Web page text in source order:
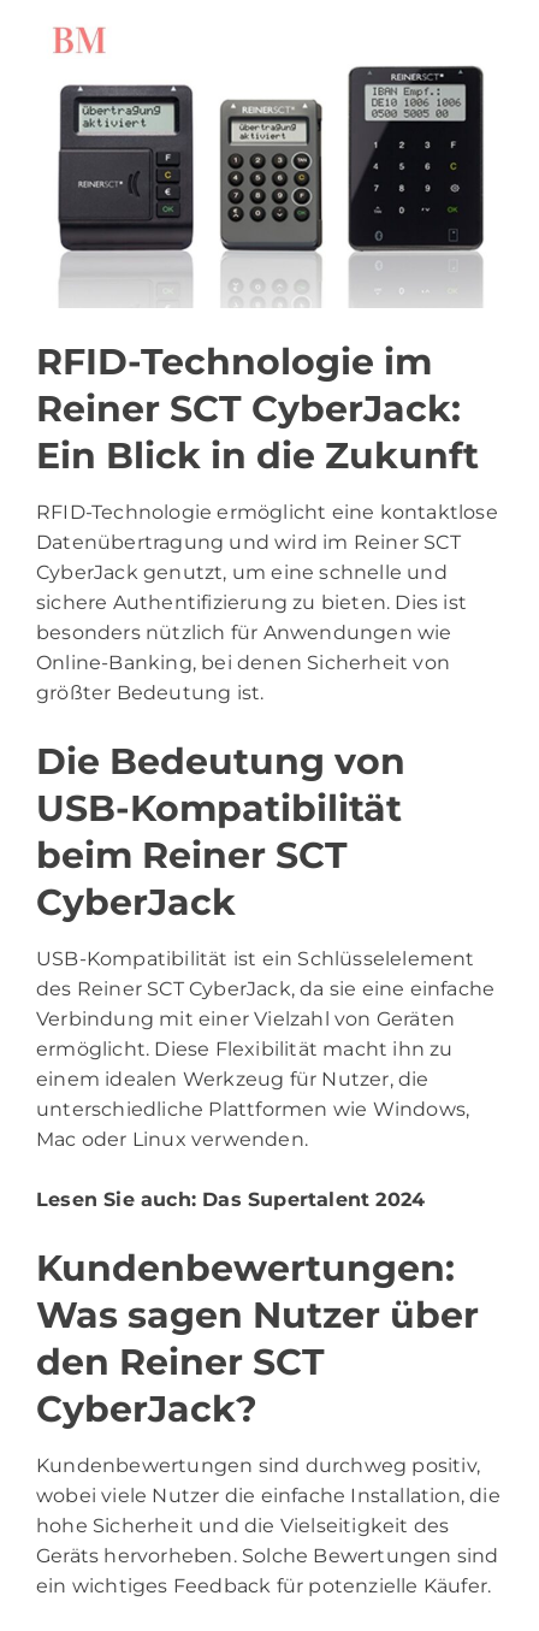
RFID-Technologie im
Reiner SCT CyberJack:
Ein Blick in die Zukunft
RFID-Technologie ermöglicht eine kontaktlose
Datenübertragung und wird im Reiner SCT
CyberJack genutzt, um eine schnelle und
sichere Authentifizierung zu bieten. Dies ist
besonders nützlich für Anwendungen wie
Online-Banking, bei denen Sicherheit von
größter Bedeutung ist.
Die Bedeutung von
USB-Kompatibilität
beim Reiner SCT
CyberJack
USB-Kompatibilität ist ein Schlüsselelement
des Reiner SCT CyberJack, da sie eine einfache
Verbindung mit einer Vielzahl von Geräten
ermöglicht. Diese Flexibilität macht ihn zu
einem idealen Werkzeug für Nutzer, die
unterschiedliche Plattformen wie Windows,
Mac oder Linux verwenden.
Lesen Sie auch: Das Supertalent 2024
Kundenbewertungen:
Was sagen Nutzer über
den Reiner SCT
CyberJack?
Kundenbewertungen sind durchweg positiv,
wobei viele Nutzer die einfache Installation, die
hohe Sicherheit und die Vielseitigkeit des
Geräts hervorheben. Solche Bewertungen sind
ein wichtiges Feedback für potenzielle Käufer.